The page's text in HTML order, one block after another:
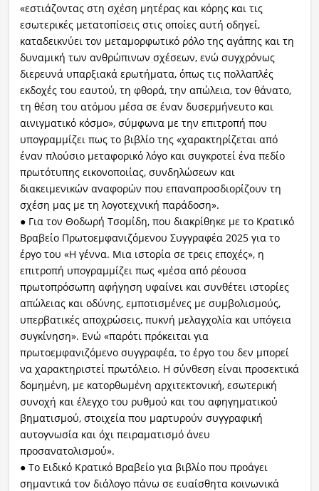
«εστιάζοντας στη σχέση μητέρας και κόρης και τις
εσωτερικές μετατοπίσεις στις οποίες αυτή οδηγεί,
καταδεικνύει τον μεταμορφωτικό ρόλο της αγάπης και τη
δυναμική των ανθρώπινων σχέσεων, ενώ συγχρόνως
διερευνά υπαρξιακά ερωτήματα, όπως τις πολλαπλές
εκδοχές του εαυτού, τη φθορά, την απώλεια, τον θάνατο,
τη θέση του ατόμου μέσα σε έναν δυσερμήνευτο και
αινιγματικό κόσμο», σύμφωνα με την επιτροπή που
υπογραμμίζει πως το βιβλίο της «χαρακτηρίζεται από
έναν πλούσιο μεταφορικό λόγο και συγκροτεί ένα πεδίο
πρωτότυπης εικονοποιίας, συνδηλώσεων και
διακειμενικών αναφορών που επαναπροσδιορίζουν τη
σχέση μας με τη λογοτεχνική παράδοση».
● Για τον Θοδωρή Τσομίδη, που διακρίθηκε με το Κρατικό
Βραβείο Πρωτοεμφανιζόμενου Συγγραφέα 2025 για το
έργο του «Η γέννα. Μια ιστορία σε τρεις εποχές», η
επιτροπή υπογραμμίζει πως «μέσα από ρέουσα
πρωτοπρόσωπη αφήγηση υφαίνει και συνθέτει ιστορίες
απώλειας και οδύνης, εμποτισμένες με συμβολισμούς,
υπερβατικές αποχρώσεις, πυκνή μελαγχολία και υπόγεια
συγκίνηση». Ενώ «παρότι πρόκειται για
πρωτοεμφανιζόμενο συγγραφέα, το έργο του δεν μπορεί
να χαρακτηριστεί πρωτόλειο. Η σύνθεση είναι προσεκτικά
δομημένη, με κατορθωμένη αρχιτεκτονική, εσωτερική
συνοχή και έλεγχο του ρυθμού και του αφηγηματικού
βηματισμού, στοιχεία που μαρτυρούν συγγραφική
αυτογνωσία και όχι πειραματισμό άνευ
προσανατολισμού».
● Το Ειδικό Κρατικό Βραβείο για βιβλίο που προάγει
σημαντικά τον διάλογο πάνω σε ευαίσθητα κοινωνικά